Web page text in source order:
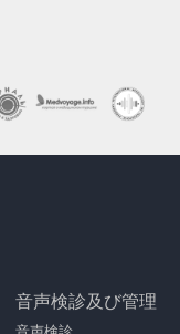
音声検診及び管理